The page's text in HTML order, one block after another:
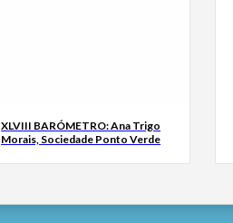
XLVIII BARÓMETRO: Ana Trigo
Morais, Sociedade Ponto Verde